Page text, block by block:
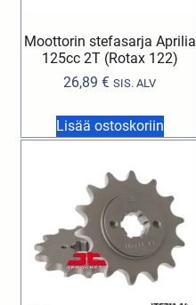
Moottorin stefasarja Aprilia
125cc 2T (Rotax 122)
26,89€ SIS. ALV
Lisää ostoskoriin